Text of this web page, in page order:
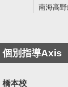
南海高
個別指導Axis
橋本校